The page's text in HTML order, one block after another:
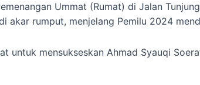
Ummat (Rumat) di Jalan
akar rumput, menjelang Pemilu 2024
untuk mensukseskan Ahmad Syauqi